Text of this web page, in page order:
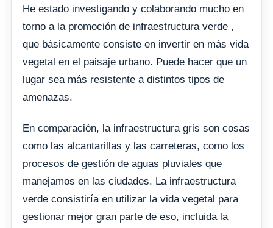
He estado investigando y colaborando mucho en
torno a la promoción de infraestructura verde ,
que básicamente consiste en invertir en más vida
vegetal en el paisaje urbano. Puede hacer que un
lugar sea más resistente a distintos tipos de
amenazas.
En comparación, la infraestructura gris son cosas
como las alcantarillas y las carreteras, como los
procesos de gestión de aguas pluviales que
manejamos en las ciudades. La infraestructura
verde consistiría en utilizar la vida vegetal para
gestionar mejor gran parte de eso, incluida la